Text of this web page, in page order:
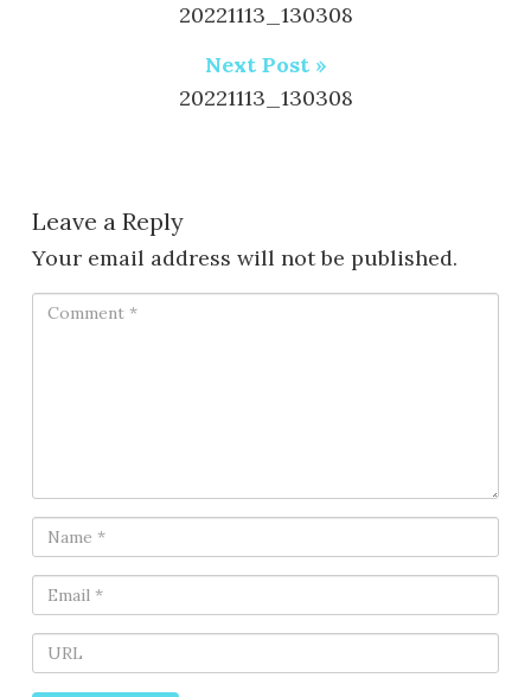
20221113_130308
Next Post »
20221113_130308
Leave a Reply
Your email address will not be published.